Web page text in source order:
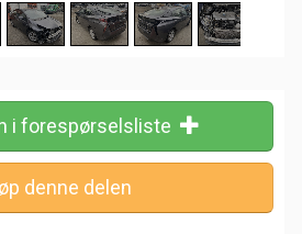
i forespørselsliste